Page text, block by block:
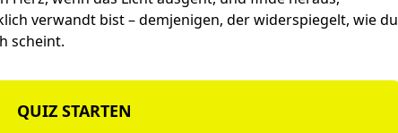
verwandt bist – demjenigen, der widerspiegelt, wie du
scheint.
QUIZ STARTEN